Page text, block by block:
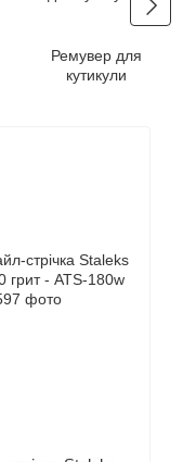
Ремувер для
кутикули